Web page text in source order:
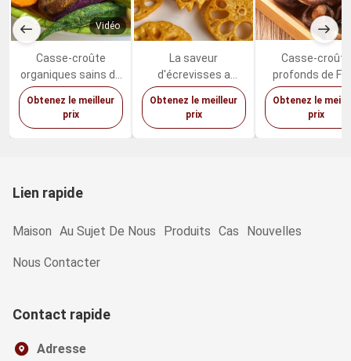
Vidéo
Casse-croûte
organiques sains de
Fried Dried Fruits
Vegetables Mixed
de vide
Obtenez le meilleur
prix
La saveur
d'écrevisses a
séché des légumes
fruits Lotus Root
Snacks épicée
Obtenez le meilleur
prix
Casse-croûte
profonds de
Mushrooms
Healthy
de shiitaké
Obtenez le
prix
Lien rapide
Maison Au Sujet De Nous Produits Cas Nouvelles
Nous Contacter
Contact rapide
Adresse